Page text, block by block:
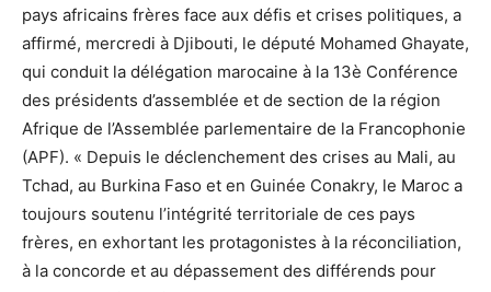
pays africains frères face aux défis et crises politiques, a
affirmé, mercredi à Djibouti, le député Mohamed Ghayate,
qui conduit la délégation marocaine à la 13è Conférence
des présidents d’assemblée et de section de la région
Afrique de l’Assemblée parlementaire de la Francophonie
(APF). « Depuis le déclenchement des crises au Mali, au
Tchad, au Burkina Faso et en Guinée Conakry, le Maroc a
toujours soutenu l’intégrité territoriale de ces pays
frères, en exhortant les protagonistes à la réconciliation,
à la concorde et au dépassement des différends pour